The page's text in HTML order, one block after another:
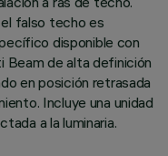
falso techo es
disponible con
de alta definición
en posición retrasada
Incluye una unidad
a la luminaria.